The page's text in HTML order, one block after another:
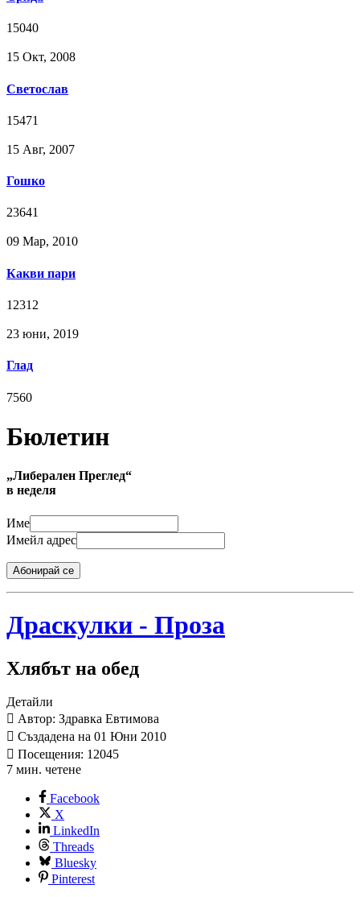
15040
15 Окт, 2008
Светослав
15471
15 Авг, 2007
Гошко
23641
09 Мар, 2010
Какви пари
12312
23 юни, 2019
Глад
7560
Бюлетин
„Либерален Преглед“
в неделя
Име
Имейл адрес
Абонирай се
Драскулки - Проза
Хлябът на обед
Детайли
Автор: Здравка Евтимова
Създадена на 01 Юни 2010
Посещения: 12045
7 мин. четене
Facebook
X
LinkedIn
Threads
Bluesky
Pinterest